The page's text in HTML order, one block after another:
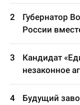
Губернатор
России
Кандидат
незаконное
Будущий